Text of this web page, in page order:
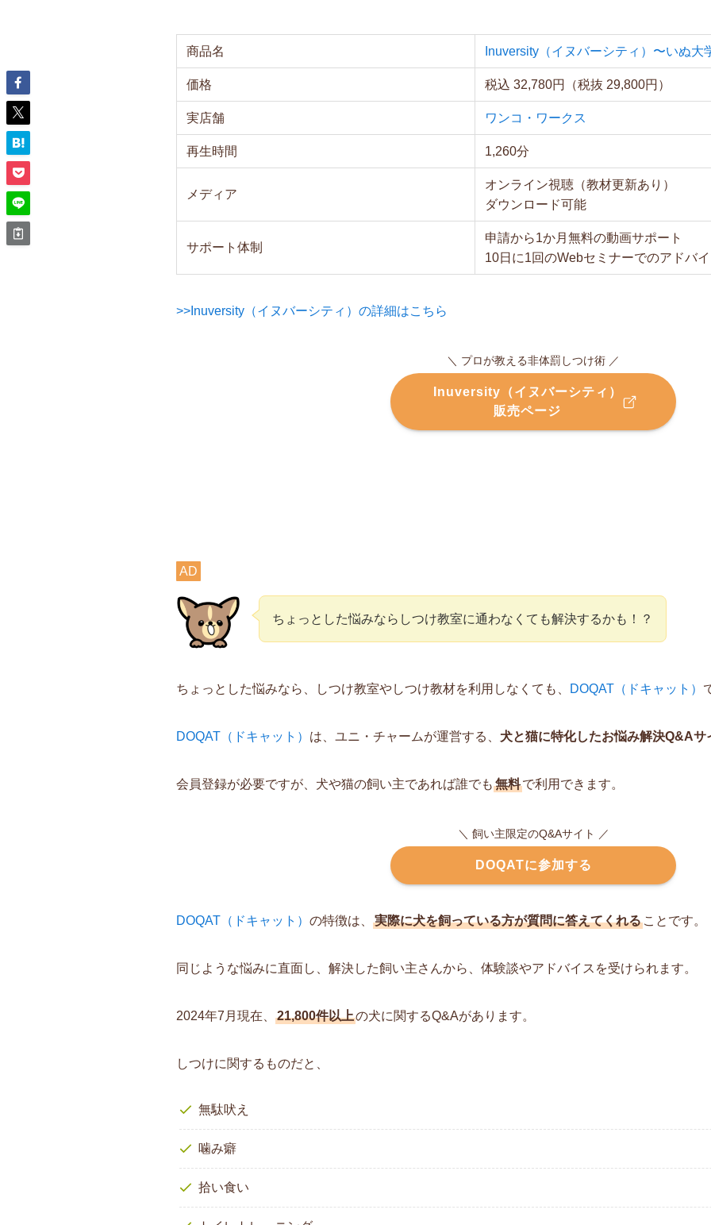
商品名 Inuversity（イヌバーシティ）〜いぬ大
価格 税込 32,780円（税抜 29,800円）
実店舗 ワンコ・ワークス
再生時間 1,260分
メディア
オンライン視聴（教材更新あり）
ダウンロード可能
サポート体制
申請から1か月無料の動画サポート
10日に1回のWebセミナーでのアドバ
>>Inuversity（イヌバーシティ）の詳細はこちら
＼ プロが教える非体罰しつけ術 ／
Inuversity（イヌバーシティ）
販売ページ
AD
ちょっとした悩みならしつけ教室に通わなくても解決するかも！？
ちょっとした悩みなら、しつけ教室やしつけ教材を利用しなくても、 DOQAT（ドキャット）
DOQAT（ドキャット） は、ユニ・チャームが運営する、 犬と猫に特化したお悩み解決Q&Aサ
会員登録が必要ですが、犬や猫の飼い主であれば誰でも 無料で利用できます。
＼ 飼い主限定のQ&Aサイト ／
DOQATに参加する
DOQAT（ドキャット） の特徴は、 実際に犬を飼っている方が質問に答えてくれる ことです。
同じような悩みに直面し、解決した飼い主さんから、体験談やアドバイスを受けられます。
2024年7月現在、 21,800件以上の犬に関するQ&Aがあります。
しつけに関するものだと、
無駄吠え
噛み癖
拾い食い